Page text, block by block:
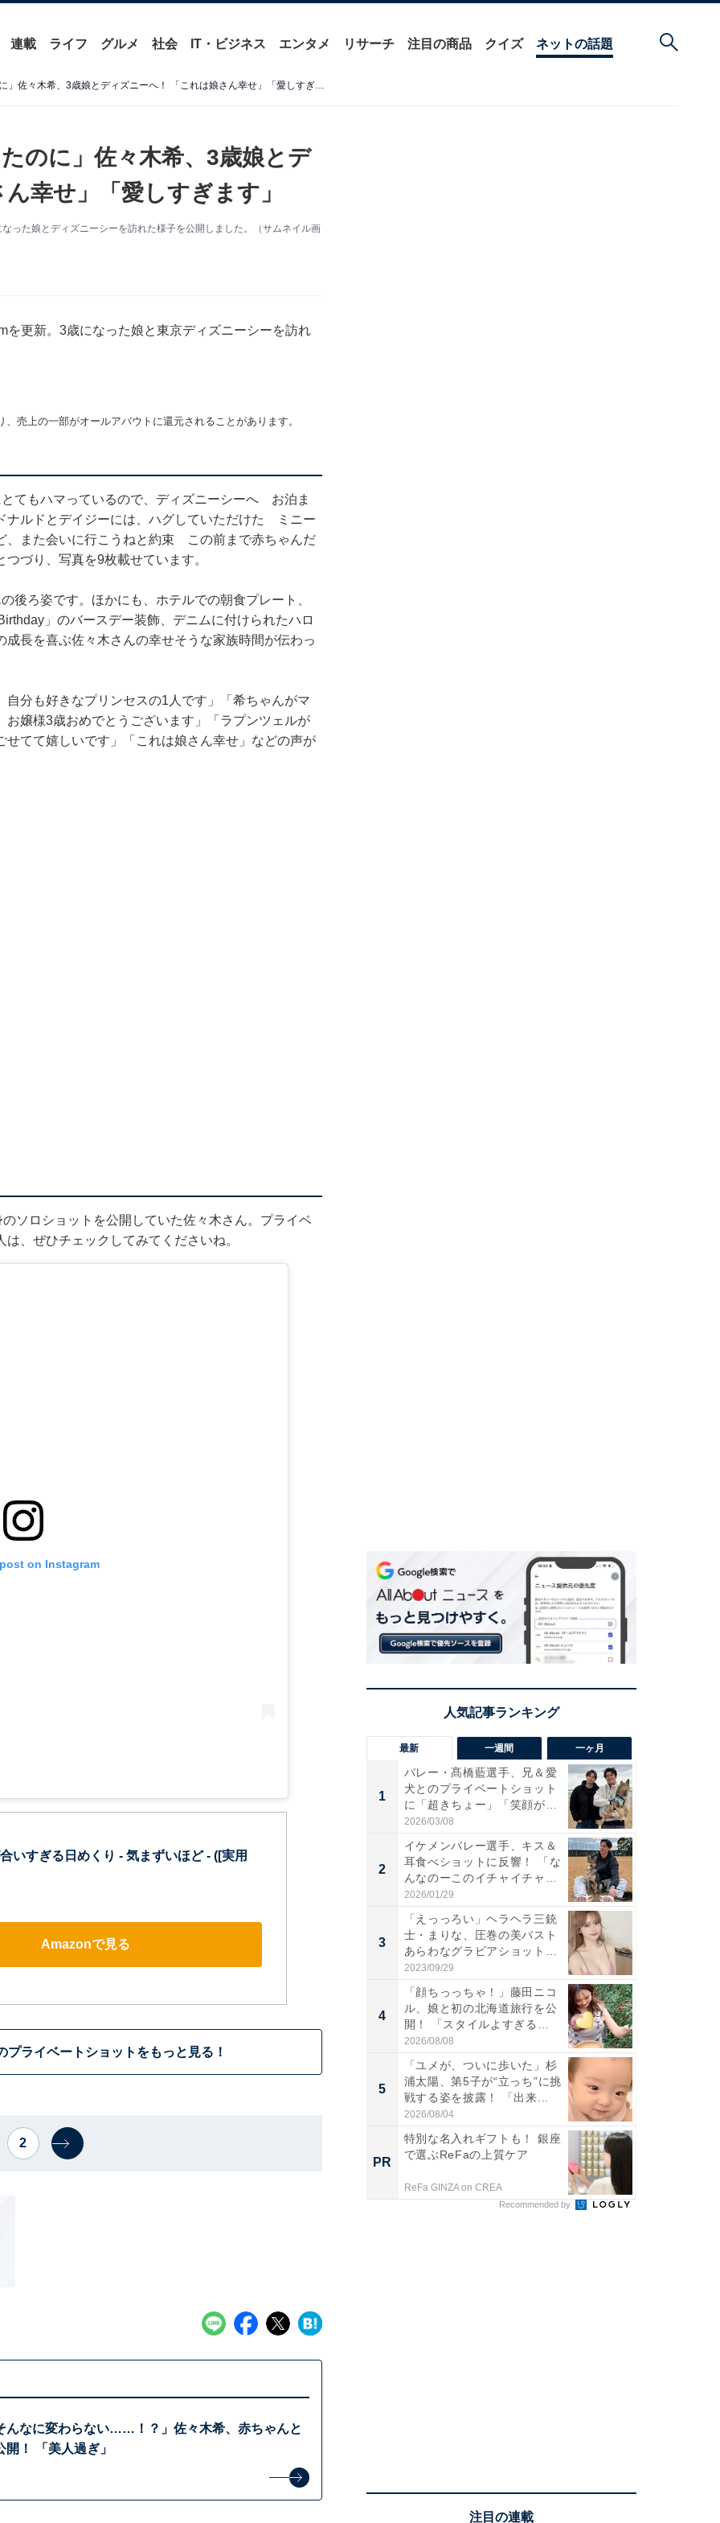
連載 ライフ グルメ 社会 IT・ビジネス エンタメ リサーチ 注目の商品 クイズ ネットの話題
「この前まで赤ちゃんだったのに」佐々木希、3歳娘とディズニーへ！ 「これは娘さん幸せ」「愛しすぎます」
のに」佐々木希、3歳娘とデ
幸せ」「愛しすぎます」
った娘とディズニーシーを訪れた様子を公開しました。（サムネイル画
更新。3歳になった娘と東京ディズニーシーを訪れ
売上の一部がオールアバウトに還元されることがあります。
てもハマっているので、ディズニーシーへ お泊ま
ナルドとデイジーには、ハグしていただけた ミニー
、また会いに行こうねと約束 この前まで赤ちゃんだ
づり、写真を9枚載せています。
後ろ姿です。ほかにも、ホテルでの朝食プレート、
」のバースデー装飾、デニムに付けられたハロ
長を喜ぶ佐々木さんの幸せそうな家族時間が伝わっ
分も好きなプリンセスの1人です」「希ちゃんがマ
嬢様3歳おめでとうございます」「ラプンツェルが
てて嬉しいです」「これは娘さん幸せ」などの声が
ソロショットを公開していた佐々木さん。プライベ
、ぜひチェックしてみてくださいね。
on Instagram
いすぎる日めくり - 気まずいほど - ([実用
Amazonで見る
プライベートショットをもっと見る！
2
んなに変わらない……！？」佐々木希、赤ちゃんと
！ 「美人過ぎ」
最新 一週間 一ヶ月
1
バレー・髙橋藍選手、兄＆愛
犬とのプライベートショット
に「超きちょー」「笑顔が見
れ...
2026/03/08
2
イケメンバレー選手、キス＆
耳食べショットに反響！ 「な
んなのーこのイチャイチャ
感...
2026/01/29
3
「えっっろい」ヘラヘラ三銃
士・まりな、圧巻の美バスト
あらわなグラビアショット公
開...
2023/09/29
4
「顔ちっっちゃ！」藤田ニコ
ル、娘と初の北海道旅行を公
開！ 「スタイルよすぎる
よ〜...
2026/08/08
5
「ユメが、ついに歩いた」杉
浦太陽、第5子が“立っち”に挑
戦する姿を披露！ 「出来...
2026/08/04
PR
特別な名入れギフトも！ 銀座
で選ぶReFaの上質ケア
ReFa GINZA on CREA
Recommended by
注目の連載